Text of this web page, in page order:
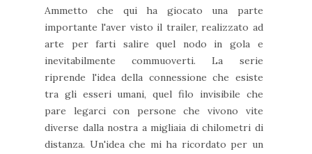
Ammetto che qui ha giocato una parte
importante l'aver visto il trailer, realizzato ad
arte per farti salire quel nodo in gola e
inevitabilmente commuoverti. La serie
riprende l'idea della connessione che esiste
tra gli esseri umani, quel filo invisibile che
pare legarci con persone che vivono vite
diverse dalla nostra a migliaia di chilometri di
distanza. Un'idea che mi ha ricordato per un